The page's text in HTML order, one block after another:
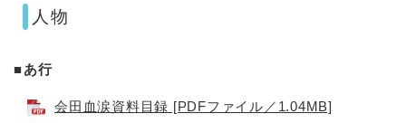
人物
■あ行
会田血涙資料目録 [PDFファイル／1.04MB]